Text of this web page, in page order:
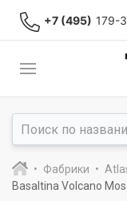
+7 (495) 179-
Фабрики
Basaltina Volcano